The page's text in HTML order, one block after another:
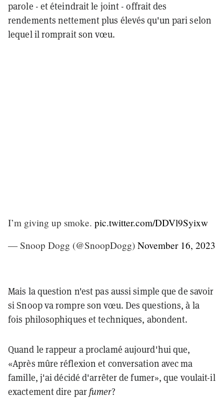
parole - et éteindrait le joint - offrait des
rendements nettement plus élevés qu'un pari selon
lequel il romprait son vœu.
I’m giving up smoke. pic.twitter.com/DDVl9Syixw
— Snoop Dogg (@SnoopDogg) November 16, 2023
Mais la question n'est pas aussi simple que de savoir
si Snoop va rompre son vœu. Des questions, à la
fois philosophiques et techniques, abondent.
Quand le rappeur a proclamé aujourd'hui que,
«Après mûre réflexion et conversation avec ma
famille, j'ai décidé d'arrêter de fumer», que voulait-il
exactement dire parfumer?